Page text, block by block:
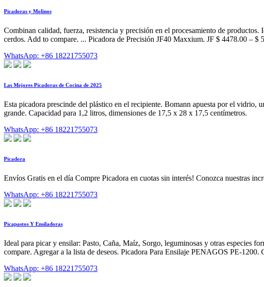
Picadoras y Molinos
Combinan calidad, fuerza, resistencia y precisión en el procesamiento de
cerdos. Add to compare. ... Picadora de Precisión JF40 Maxxium. JF $ 4478.00 – $
WhatsApp: +86 18221755073
Las Mejores Picadoras de Cocina de 2025
Esta picadora prescinde del plástico en el recipiente. Bomann apuesta por el vidrio,
grande. Capacidad para 1,2 litros, dimensiones de 17,5 x 28 x 17,5 centímetros.
WhatsApp: +86 18221755073
Picadora
Envíos Gratis en el día Compre Picadora en cuotas sin interés! Conozca nuestras
WhatsApp: +86 18221755073
Picapastos Y Ensiladoras
Ideal para picar y ensilar: Pasto, Caña, Maíz, Sorgo, leguminosas y otras especies
compare. Agregar a la lista de deseos. Picadora Para Ensilaje PENAGOS PE-1200.
WhatsApp: +86 18221755073